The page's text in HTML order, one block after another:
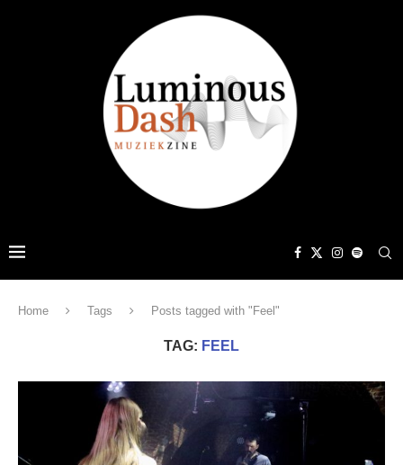
Home Tags Posts tagged with "Feel"
TAG: FEEL